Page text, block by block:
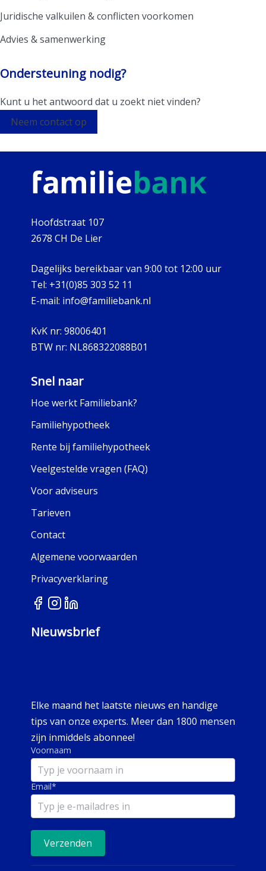
Juridische valkuilen & conflicten voorkomen
Advies & samenwerking
Ondersteuning nodig?
Kunt u het antwoord dat u zoekt niet vinden?
Neem contact op
Hoofdstraat 107
2678 CH De Lier
Dagelijks bereikbaar van 9:00 tot 12:00 uur
Tel: +31(0)85 303 52 11
E-mail: info@familiebank.nl
KvK nr: 98006401
BTW nr: NL868322088B01
Snel naar
Hoe werkt Familiebank?
Familiehypotheek
Rente bij familiehypotheek
Veelgestelde vragen (FAQ)
Voor adviseurs
Tarieven
Contact
Algemene voorwaarden
Privacyverklaring
Nieuwsbrief
Elke maand het laatste nieuws en handige
tips van onze experts. Meer dan 1800 mensen
zijn inmiddels abonnee!
Voornaam
Email*
Verzenden